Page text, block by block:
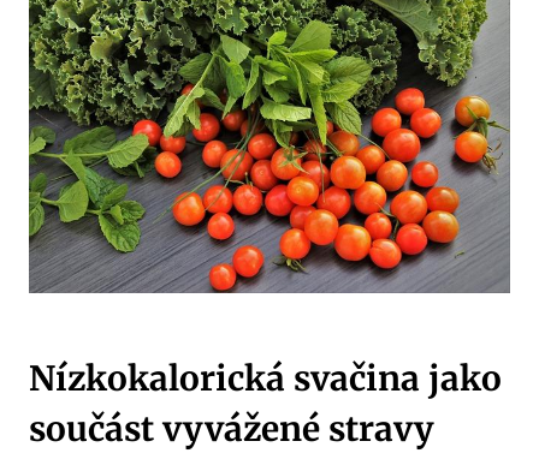
Nízkokalorická svačina jako
součást vyvážené stravy